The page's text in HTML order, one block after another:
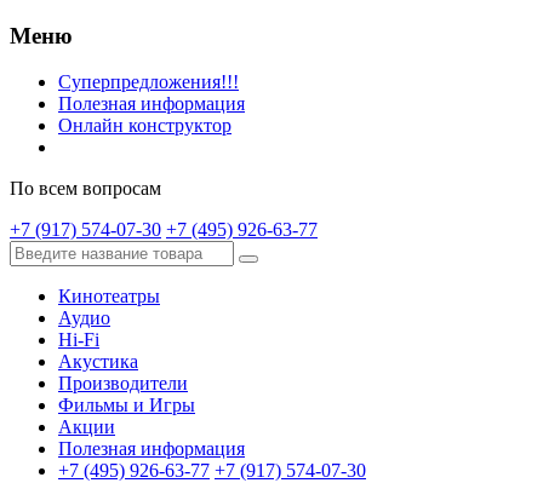
Меню
Суперпредложения!!!
Полезная информация
Онлайн конструктор
По всем вопросам
+7 (917) 574-07-30 +7 (495) 926-63-77
Кинотеатры
Аудио
Hi-Fi
Акустика
Производители
Фильмы и Игры
Акции
Полезная информация
+7 (495) 926-63-77 +7 (917) 574-07-30